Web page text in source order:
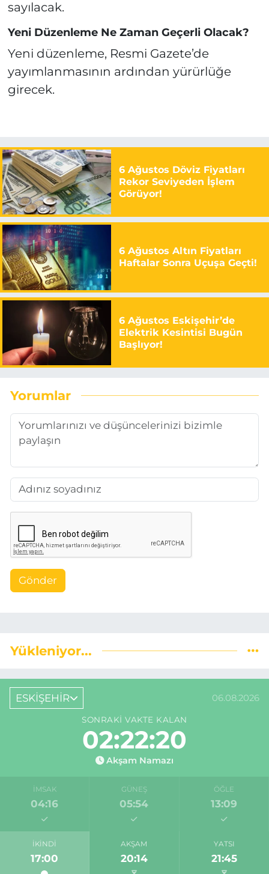
sayılacak.
Yeni Düzenleme Ne Zaman Geçerli Olacak?
Yeni düzenleme, Resmi Gazete’de
yayımlanmasının ardından yürürlüğe
girecek.
6 Ağustos Döviz Fiyatları
Rekor Seviyeden İşlem
Görüyor!
6 Ağustos Altın Fiyatları
Haftalar Sonra Uçuşa Geçti!
6 Ağustos Eskişehir’de
Elektrik Kesintisi Bugün
Başlıyor!
Yorumlar
Gönder
Yükleniyor...
ESKİŞEHİR 06.08.2026
SONRAKI VAKTE KALAN
02:22:20
Akşam Namazı
İMSAK
04:16
GÜNEŞ
05:54
ÖĞLE
13:09
İKINDI
17:00
AKŞAM
20:14
YATSI
21:45